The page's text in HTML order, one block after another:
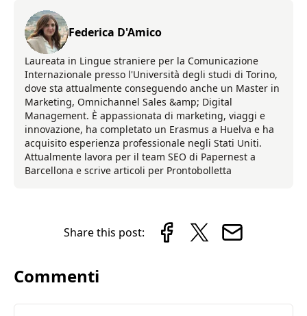
Federica D'Amico
Laureata in Lingue straniere per la Comunicazione
Internazionale presso l'Università degli studi di Torino,
dove sta attualmente conseguendo anche un Master in
Marketing, Omnichannel Sales &amp; Digital
Management. È appassionata di marketing, viaggi e
innovazione, ha completato un Erasmus a Huelva e ha
acquisito esperienza professionale negli Stati Uniti.
Attualmente lavora per il team SEO di Papernest a
Barcellona e scrive articoli per Prontobolletta
Share this post:
Commenti